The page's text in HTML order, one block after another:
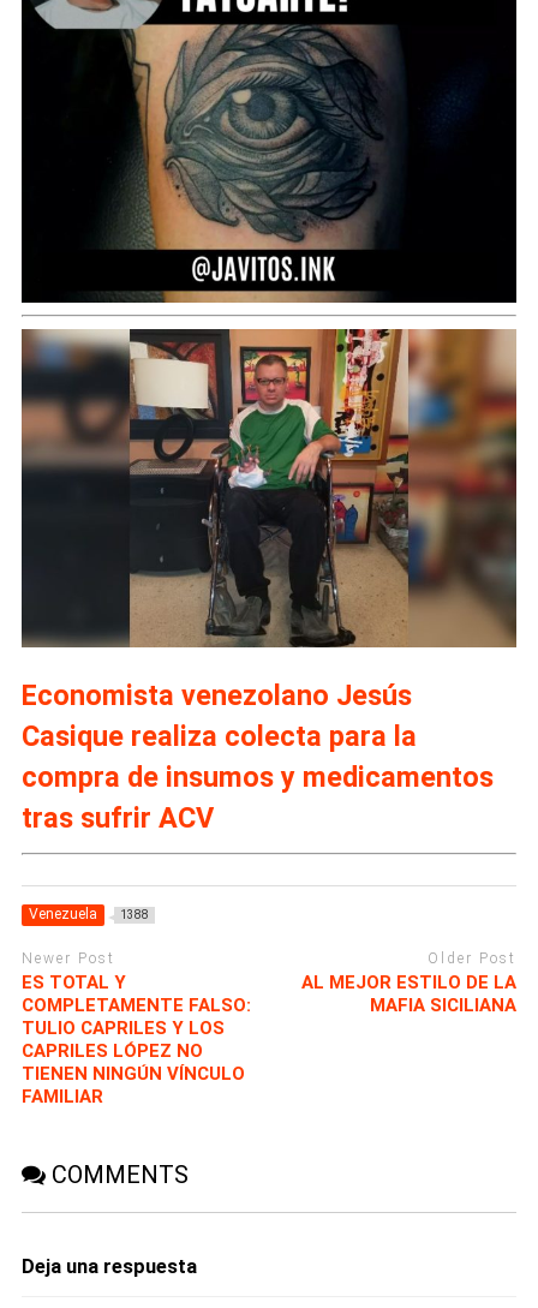
Economista venezolano Jesús
Casique realiza colecta para la
compra de insumos y medicamentos
tras sufrir ACV
Venezuela 1388
Newer Post
ES TOTAL Y
COMPLETAMENTE FALSO:
TULIO CAPRILES Y LOS
CAPRILES LÓPEZ NO
TIENEN NINGÚN VÍNCULO
FAMILIAR
Older Post
AL MEJOR ESTILO DE LA
MAFIA SICILIANA
COMMENTS
Deja una respuesta